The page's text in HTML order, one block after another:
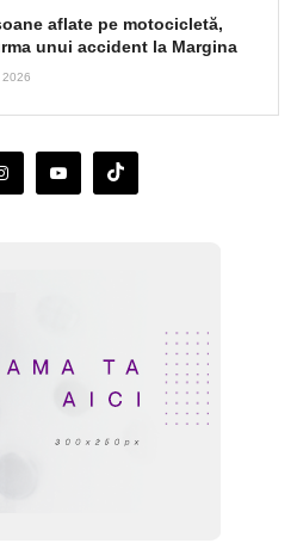
aflate pe motocicletă,
unui accident la Margina
2026